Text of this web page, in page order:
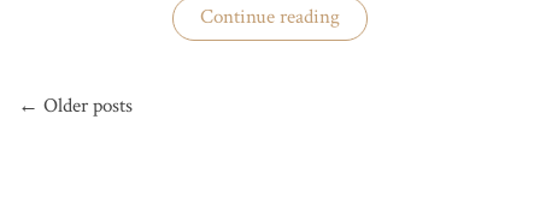
Continue reading«Гетьманцев
назвал
по
← Older posts